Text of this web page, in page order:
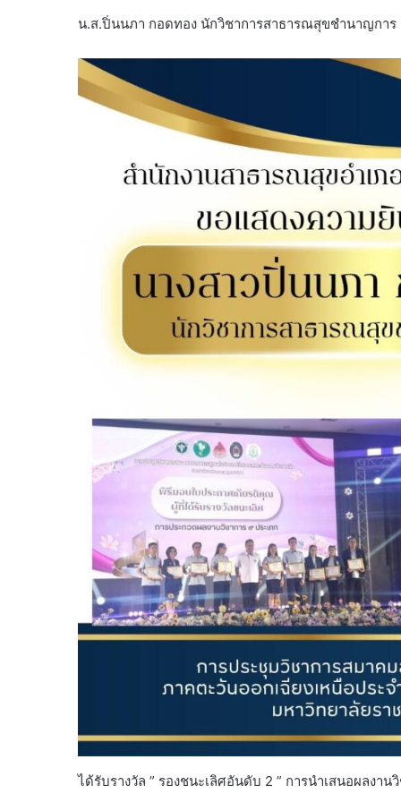
น.ส.ปิ่นนภา กอดทอง นักวิชาการสาธารณสุขชำนาญการ
ได้รับรางวัล ” รองชนะเลิศอันดับ 2 ” การนำเสนอผลงา